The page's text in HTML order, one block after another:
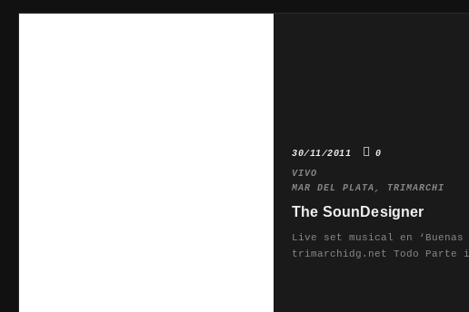
30/11/2011
0
VIVO
MAR DEL PLATA, TRIMARCHI
The SounDesigner
Live set musical en
trimarchidg.net Todo Parte